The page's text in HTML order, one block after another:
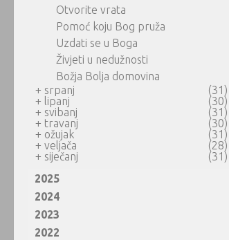
Otvorite vrata
Pomoć koju Bog pruža
Uzdati se u Boga
Živjeti u nedužnosti
Božja Bolja domovina
+ srpanj
(31)
+ lipanj
(30)
+ svibanj
(31)
+ travanj
(30)
+ ožujak
(31)
+ veljača
(28)
+ siječanj
(31)
2025
2024
2023
2022